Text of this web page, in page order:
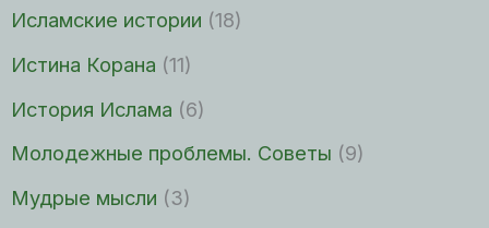
Исламские истории (18)
Истина Корана (11)
История Ислама (6)
Молодежные проблемы. Советы (9)
Мудрые мысли (3)